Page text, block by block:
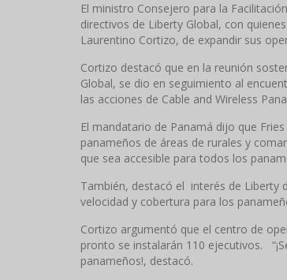
El ministro Consejero para la
directivos de Liberty Global, con
Laurentino Cortizo, de expandir sus
Cortizo destacó que en la reunión
Global, se dio en seguimiento al
las acciones de Cable and Wireless
El mandatario de Panamá dijo que
panameños de áreas de rurales y
que sea accesible para todos los
También, destacó el interés de Liberty
velocidad y cobertura para los
Cortizo argumentó que el centro de
pronto se instalarán 110 ejecutivos.
panameños!, destacó.